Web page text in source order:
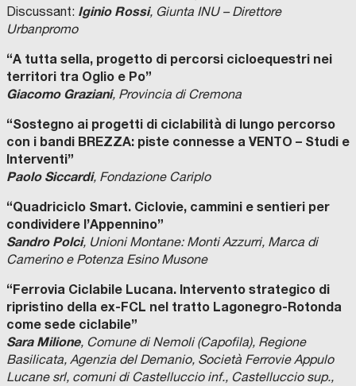
Discussant: Iginio Rossi, Giunta INU – Direttore
Urbanpromo
“A tutta sella, progetto di percorsi cicloequestri nei
territori tra Oglio e Po”
Giacomo Graziani, Provincia di Cremona
“Sostegno ai progetti di ciclabilità di lungo percorso
con i bandi BREZZA: piste connesse a VENTO – Studi e
Interventi”
Paolo Siccardi, Fondazione Cariplo
“Quadriciclo Smart. Ciclovie, cammini e sentieri per
condividere l’Appennino”
Sandro Polci, Unioni Montane: Monti Azzurri, Marca di
Camerino e Potenza Esino Musone
“Ferrovia Ciclabile Lucana. Intervento strategico di
ripristino della ex-FCL nel tratto Lagonegro-Rotonda
come sede ciclabile”
Sara Milione, Comune di Nemoli (Capofila), Regione
Basilicata, Agenzia del Demanio, Società Ferrovie Appulo
Lucane srl, comuni di Castelluccio inf., Castelluccio sup.,